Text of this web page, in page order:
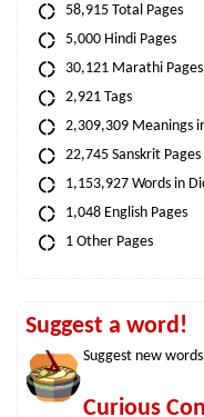
58,915 Total Pages
5,000 Hindi Pages
30,121 Marathi Pages
2,921 Tags
2,309,309 Meanings
22,745 Sanskrit Pages
1,153,927 Words in
1,048 English Pages
1 Other Pages
Suggest a word!
Suggest new
Curious